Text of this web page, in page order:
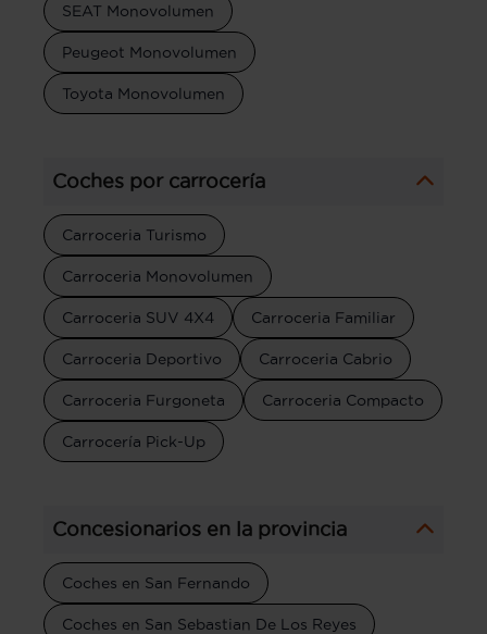
SEAT Monovolumen
Peugeot Monovolumen
Toyota Monovolumen
Coches por carrocería
Carroceria Turismo
Carroceria Monovolumen
Carroceria SUV 4X4 Carroceria Familiar
Carroceria Deportivo Carroceria Cabrio
Carroceria Furgoneta Carroceria Compacto
Carrocería Pick-Up
Concesionarios en la provincia
Coches en San Fernando
Coches en San Sebastian De Los Reyes